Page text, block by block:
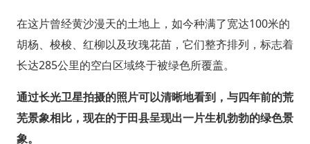
在这片曾经黄沙漫天的土地上，如今种满了宽达100米的
胡杨、梭梭、红柳以及玫瑰花苗，它们整齐排列，标志着
长达285公里的空白区域终于被绿色所覆盖。
通过长光卫星拍摄的照片可以清晰地看到，与四年前的荒
芜景象相比，现在的于田县呈现出一片生机勃勃的绿色景
象。